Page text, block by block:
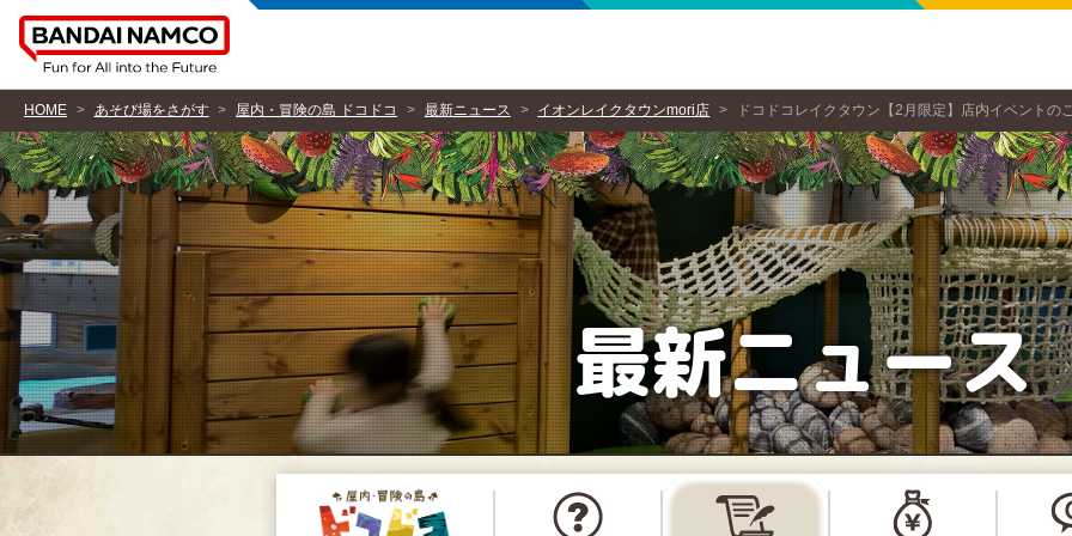
HOME あそび場をさがす 屋内・冒険の島 ドコドコ 最新ニュース イオンレイクタウンmori店 ドコドコレイクタウン【2月限定】店内イベントの
最新ニュース